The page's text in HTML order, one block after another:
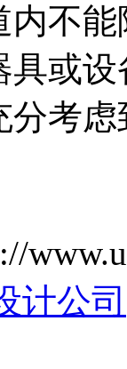
内不
或
分考
计公司